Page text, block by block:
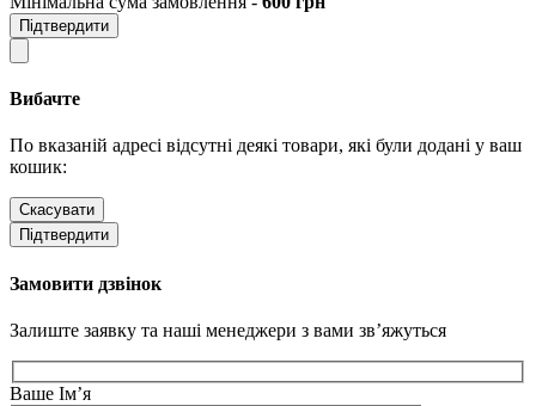
Підтвердити
Вибачте
По вказаній адресі відсутні деякі товари, які були додані у ваш
кошик:
Скасувати
Підтвердити
Замовити дзвінок
Залиште заявку та наші менеджери з вами зв’яжуться
Ваше Ім’я